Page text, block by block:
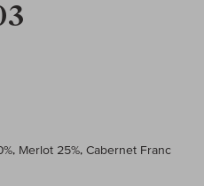
Merlot 25%, Cabernet Franc